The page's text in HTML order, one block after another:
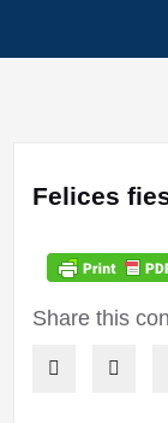
Felices
Share this